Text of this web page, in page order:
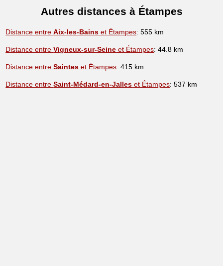
Autres distances à Étampes
Distance entreAix-les-Bains et Étampes: 555 km
Distance entreVigneux-sur-Seine et Étampes: 44.8 km
Distance entreSaintes et Étampes: 415 km
Distance entreSaint-Médard-en-Jalles et Étampes: 537 km